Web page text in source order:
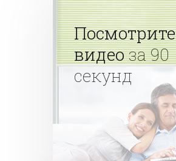
Посмотрите
видеоза 90
секунд